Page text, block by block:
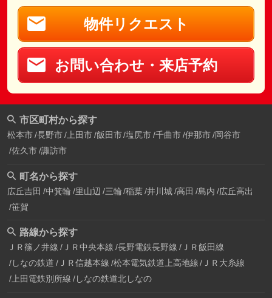
物件リクエスト
お問い合わせ・来店予約
市区町村から探す
松本市 長野市 上田市 飯田市 塩尻市 千曲市 伊那市 岡谷市
佐久市 諏訪市
町名から探す
広丘吉田 中箕輪 里山辺 三輪 稲葉 井川城 高田 島内 広丘高出
笹賀
路線から探す
ＪＲ篠ノ井線 ＪＲ中央本線 長野電鉄長野線 ＪＲ飯田線
しなの鉄道 ＪＲ信越本線 松本電気鉄道上高地線
ＪＲ大糸線
上田電鉄別所線 しなの鉄道北しなの